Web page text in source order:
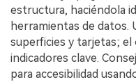
estructura, haciéndola
herramientas de datos.
superficies y tarjetas; el
indicadores clave.
para accesibilidad